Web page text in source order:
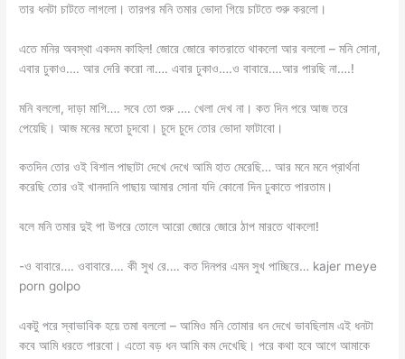
তার ধনটা চাটতে লাগলো। তারপর মনি তমার ভোদা গিয়ে চাটতে শুরু করলো।
এতে মনির অবস্থা একদম কাহিল! জোরে জোরে কাতরাতে থাকলো আর বললো – মনি সোনা,
এবার ঢুকাও…. আর দেরি করো না…. এবার ঢুকাও….ও বাবারে….আর পারছি না….!
মনি বললো, দাড়া মাগি…. সবে তো শুরু …. খেলা দেখ না। কত দিন পরে আজ তরে
পেয়েছি। আজ মনের মতো চুদবো। চুদে চুদে তোর ভোদা ফাটাবো।
কতদিন তোর ওই বিশাল পাছাটা দেখে দেখে আমি হাত মেরেছি… আর মনে মনে প্রার্থনা
করেছি তোর ওই খানদানি পাছায় আমার সোনা যদি কোনো দিন ঢুকাতে পারতাম।
বলে মনি তমার দুই পা উপরে তোলে আরো জোরে জোরে ঠাপ মারতে থাকলো!
-ও বাবারে…. ওবাবারে…. কী সুখ রে…. কত দিনপর এমন সুখ পাচ্ছিরে… kajer meye
porn golpo
একটু পরে স্বাভাবিক হয়ে তমা বললো – আমিও মনি তোমার ধন দেখে ভাবছিলাম এই ধনটা
কবে আমি ধরতে পারবো। এতো বড় ধন আমি কম দেখেছি। পরে কথা হবে আগে আমাকে